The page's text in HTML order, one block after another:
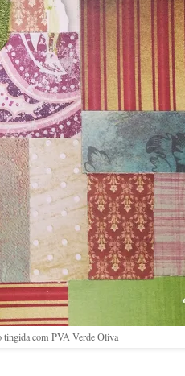
com PVA Verde Oliva